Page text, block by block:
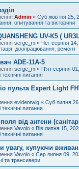
Admin « Суб жовтня 25,
опитування та вікторини
UV-K5 (
serge_m « Чет серпня
доопрацювання, ремонт
ADE-11A-5
serge_m « П'ят серпня
технічні питання
пульта Expert Light
evidentwig « Суб липня
технічні питання
від антени
Vavolo « Вів липня 15,
технічні питання
увагу, купуючи
Vavolo « Сер липня 09,
та трансивери